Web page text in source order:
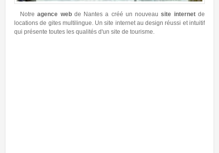
Notreagence webde Nantes a créé un nouveausite internetde
locations de gites multilingue. Un site internet au design réussi et intuitif
qui présente toutes les qualités d'un site de tourisme.